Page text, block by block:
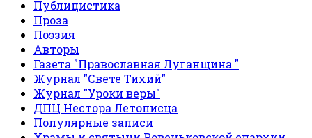
Публицистика
Проза
Поэзия
Авторы
Газета "Православная Луганщина "
Журнал "Свете Тихий"
Журнал "Уроки веры"
ДПЦ Нестора Летописца
Популярные записи